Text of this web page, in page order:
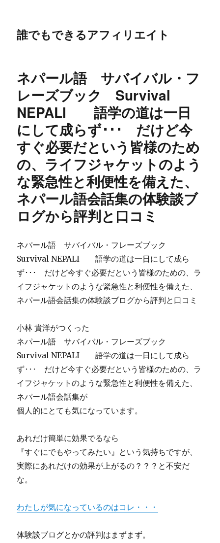
誰でもできるアフィリエイト
ネパール語 サバイバル・フ
レーズブック Survival
NEPALI 語学の道は一日
にして成らず･･･ だけど今
すぐ必要だという皆様のため
の、ライフジャケットのよう
な緊急性と利便性を備えた、
ネパール語会話集の体験談ブ
ログから評判と口コミ
ネパール語 サバイバル・フレーズブック
Survival NEPALI 語学の道は一日にして成ら
ず･･･ だけど今すぐ必要だという皆様のための、ラ
イフジャケットのような緊急性と利便性を備えた、
ネパール語会話集の体験談ブログから評判と口コミ
小林 貴洋がつくった
ネパール語 サバイバル・フレーズブック
Survival NEPALI 語学の道は一日にして成ら
ず･･･ だけど今すぐ必要だという皆様のための、ラ
イフジャケットのような緊急性と利便性を備えた、
ネパール語会話集が
個人的にとても気になっています。
あれだけ簡単に効果でるなら
『すぐにでもやってみたい』という気持ちですが、
実際にあれだけの効果が上がるの？？？と不安だ
な。
わたしが気になっているのはコレ・・・
体験談ブログとかの評判はまずまず。